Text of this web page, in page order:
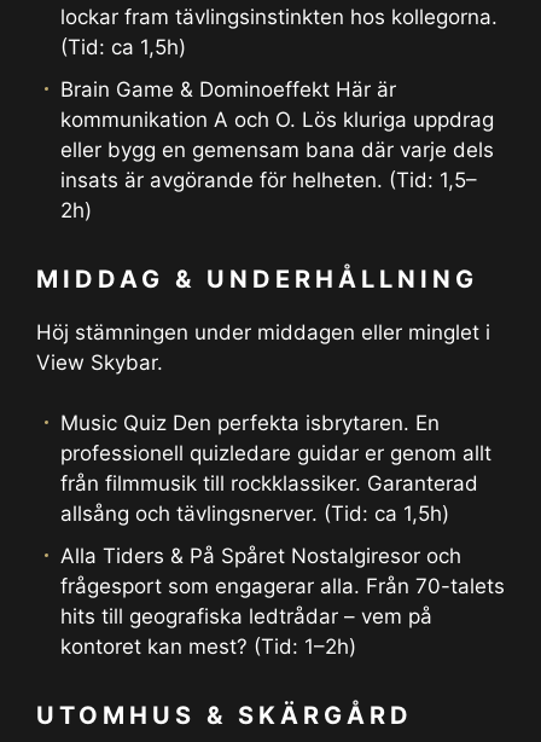
lockar fram tävlingsinstinkten hos kollegorna.
(Tid: ca 1,5h)
Brain Game & Dominoeffekt Här är
kommunikation A och O. Lös kluriga uppdrag
eller bygg en gemensam bana där varje dels
insats är avgörande för helheten. (Tid: 1,5–
2h)
MIDDAG & UNDERHÅLLNING
Höj stämningen under middagen eller minglet i
View Skybar.
Music Quiz Den perfekta isbrytaren. En
professionell quizledare guidar er genom allt
från filmmusik till rockklassiker. Garanterad
allsång och tävlingsnerver. (Tid: ca 1,5h)
Alla Tiders & På Spåret Nostalgiresor och
frågesport som engagerar alla. Från 70-talets
hits till geografiska ledtrådar – vem på
kontoret kan mest? (Tid: 1–2h)
UTOMHUS & SKÄRGÅRD